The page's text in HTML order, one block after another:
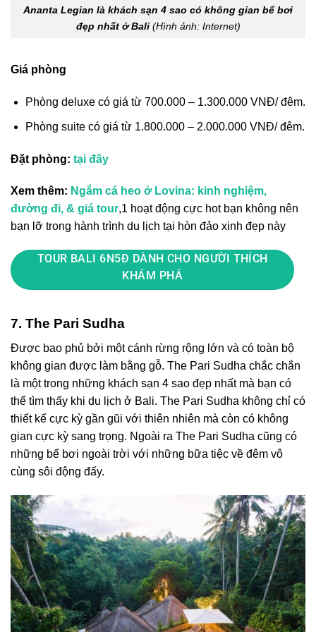
Ananta Legian là khách sạn 4 sao có không gian bể bơi
đẹp nhất ở Bali(Hình ảnh: Internet)
Giá phòng
Phòng deluxe có giá từ 700.000 – 1.300.000 VNĐ/ đêm.
Phòng suite có giá từ 1.800.000 – 2.000.000 VNĐ/ đêm.
Đặt phòng: tại đây
Xem thêm: Ngắm cá heo ở Lovina: kinh nghiệm,
đường đi, & giá tour,1 hoạt động cực hot bạn không nên
bạn lỡ trong hành trình du lịch tại hòn đảo xinh đẹp này
TOUR BALI 6N5Đ DÀNH CHO NGƯỜI THÍCH
KHÁM PHÁ
7. The Pari Sudha
Được bao phủ bởi một cánh rừng rộng lớn và có toàn bộ
không gian được làm bằng gỗ. The Pari Sudha chắc chắn
là một trong những khách sạn 4 sao đẹp nhất mà bạn có
thể tìm thấy khi du lịch ở Bali. The Pari Sudha không chỉ có
thiết kế cực kỳ gần gũi với thiên nhiên mà còn có không
gian cực kỳ sang trọng. Ngoài ra The Pari Sudha cũng có
những bể bơi ngoài trời với những bữa tiệc về đêm vô
cùng sôi động đấy.